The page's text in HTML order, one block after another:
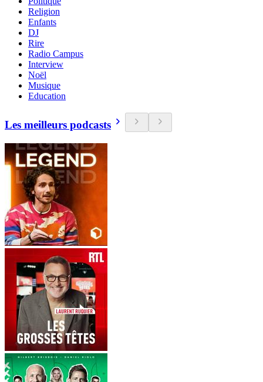
Religion
Enfants
DJ
Rire
Radio Campus
Interview
Noël
Musique
Education
Les meilleurs podcasts